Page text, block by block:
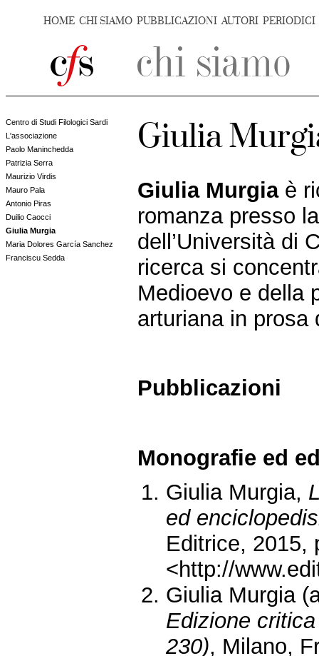
HOME CHI SIAMO PUBBLICAZIONI AUTORI PERIODICI
Centro di Studi Filologici Sardi
L'associazione
Paolo Maninchedda
Patrizia Serra
Maurizio Virdis
Mauro Pala
Antonio Piras
Duilio Caocci
Giulia Murgia
Maria Dolores García Sanchez
Franciscu Sedda
Giulia
Giulia Murgiaè
romanza presso
dell’Università di
ricerca si
Medioevo e della
arturiana in prosa
Pubblicazioni
Monografie ed
Giulia Murgia,
ed
Editrice, 2015,
<http://
Giulia Murgia
Edizione critica
230), Milano,